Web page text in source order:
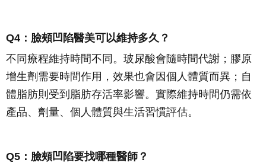
Q4：臉頰凹陷醫美可以維持多久？
不同療程維持時間不同。玻尿酸會隨時間代謝；膠原
增生劑需要時間作用，效果也會因個人體質而異；自
體脂肪則受到脂肪存活率影響。實際維持時間仍需依
產品、劑量、個人體質與生活習慣評估。
Q5：臉頰凹陷要找哪種醫師？